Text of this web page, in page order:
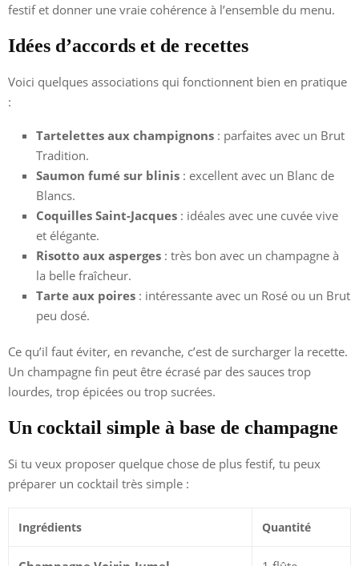
festif et donner une vraie cohérence à l’ensemble du menu.
Idées d’accords et de recettes
Voici quelques associations qui fonctionnent bien en pratique
:
Tartelettes aux champignons : parfaites avec un Brut
Tradition.
Saumon fumé sur blinis : excellent avec un Blanc de
Blancs.
Coquilles Saint-Jacques : idéales avec une cuvée vive
et élégante.
Risotto aux asperges : très bon avec un champagne à
la belle fraîcheur.
Tarte aux poires : intéressante avec un Rosé ou un Brut
peu dosé.
Ce qu’il faut éviter, en revanche, c’est de surcharger la recette.
Un champagne fin peut être écrasé par des sauces trop
lourdes, trop épicées ou trop sucrées.
Un cocktail simple à base de champagne
Si tu veux proposer quelque chose de plus festif, tu peux
préparer un cocktail très simple :
Ingrédients Quantité